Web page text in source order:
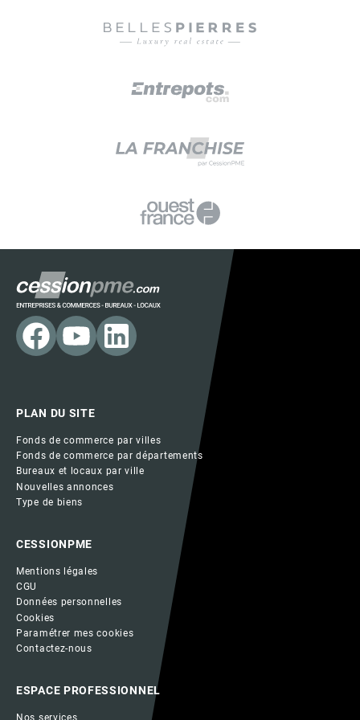
PLAN DU SITE
Fonds de commerce par villes
Fonds de commerce par départements
Bureaux et locaux par ville
Nouvelles annonces
Type de biens
CESSIONPME
Mentions légales
CGU
Données personnelles
Cookies
Paramétrer mes cookies
Contactez-nous
ESPACE PROFESSIONNEL
Nos services